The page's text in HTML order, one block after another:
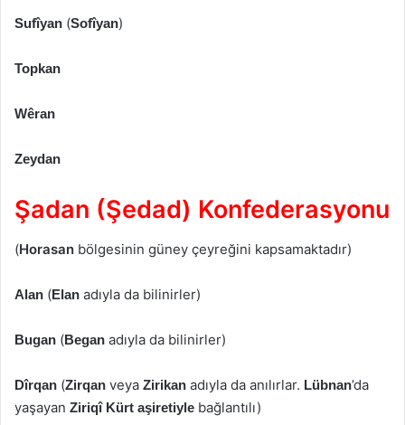
Sufîyan (Sofîyan)
Topkan
Wêran
Zeydan
Şadan (Şedad) Konfederasyonu
(Horasan bölgesinin güney çeyreğini kapsamaktadır)
Alan (Elan adıyla da bilinirler)
Bugan (Began adıyla da bilinirler)
Dîrqan (Zirqan veya Zirikan adıyla da anılırlar. Lübnan’da
yaşayan Ziriqî Kürt aşiretiyle bağlantılı)